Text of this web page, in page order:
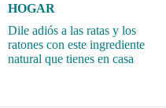
HOGAR
Dile adiós a las ratas y los
ratones con este ingrediente
natural que tienes en casa